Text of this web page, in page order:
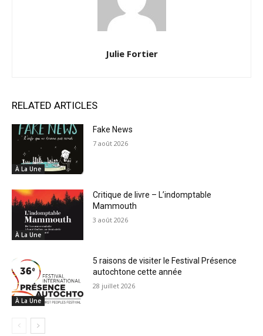
Julie Fortier
RELATED ARTICLES
À La Une
Fake News
7 août 2026
À La Une
Critique de livre – L’indomptable
Mammouth
3 août 2026
À La Une
5 raisons de visiter le Festival Présence
autochtone cette année
28 juillet 2026